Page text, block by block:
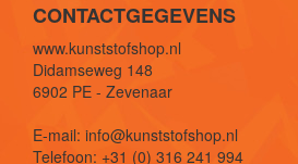
CONTACTGEGEVENS
www.kunststofshop.nl
Didamseweg 148
6902 PE - Zevenaar
E-mail: info@kunststofshop.nl
Telefoon: +31 (0) 316 241 994